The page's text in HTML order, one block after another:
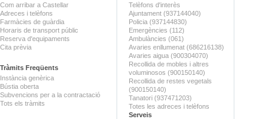
Com arribar a Castellar
Adreces i telèfons
Farmàcies de guàrdia
Horaris de transport públic
Reserva d'equipaments
Cita prèvia
Tràmits Freqüents
Instància genèrica
Bústia oberta
Subvencions per a la contractació
Tots els tràmits
Telèfons d'interès
Ajuntament (937144040)
Policia (937144830)
Emergències (112)
Ambulàncies (061)
Avaries enllumenat (686216138)
Avaries aigua (900304070)
Recollida de mobles i altres
voluminosos (900150140)
Recollida de restes vegetals
(900150140)
Tanatori (937471203)
Totes les adreces i telèfons
Serveis